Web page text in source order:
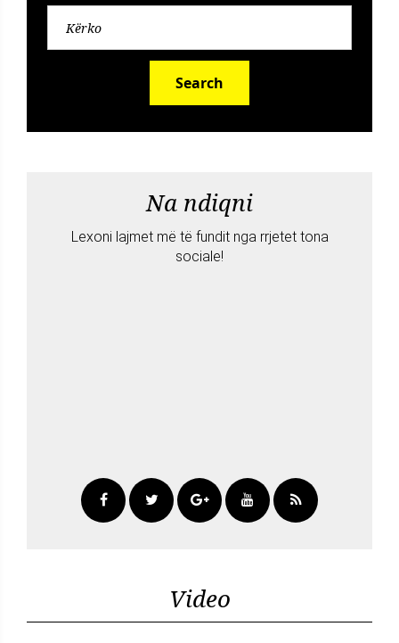
Search
Na ndiqni
Lexoni lajmet më të fundit nga rrjetet tona
sociale!
Video